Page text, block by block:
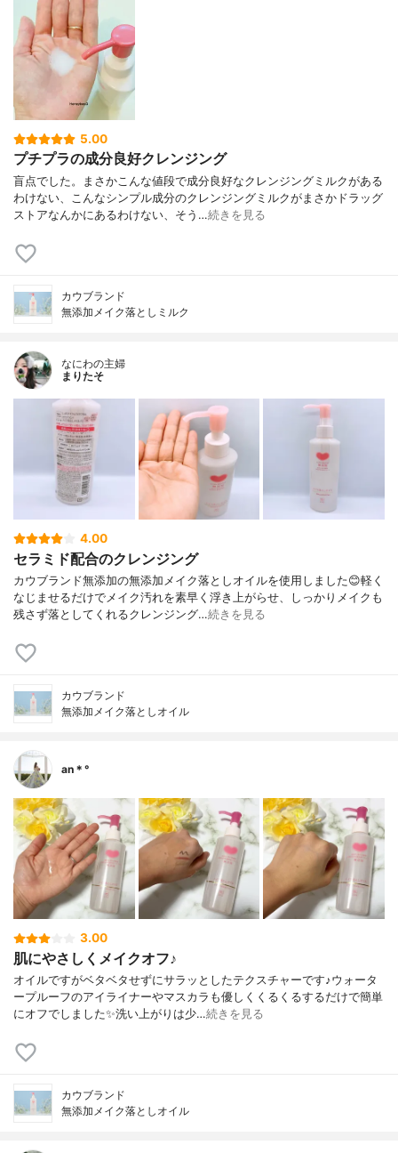
5.00
プチプラの成分良好クレンジング
盲点でした。まさかこんな値段で成分良好なクレンジングミルクがある
わけない、こんなシンプル成分のクレンジングミルクがまさかドラッグ
ストアなんかにあるわけない、そう…続きを見る
カウブランド
無添加メイク落としミルク
なにわの主婦
まりたそ
4.00
セラミド配合のクレンジング
カウブランド無添加の無添加メイク落としオイルを使用しました😊軽く
なじませるだけでメイク汚れを素早く浮き上がらせ、しっかりメイクも
残さず落としてくれるクレンジング…続きを見る
カウブランド
無添加メイク落としオイル
an＊°
3.00
肌にやさしくメイクオフ♪
オイルですがベタベタせずにサラッとしたテクスチャーです♪ウォータ
ープルーフのアイライナーやマスカラも優しくくるくるするだけで簡単
にオフでしました✨洗い上がりは少…続きを見る
カウブランド
無添加メイク落としオイル